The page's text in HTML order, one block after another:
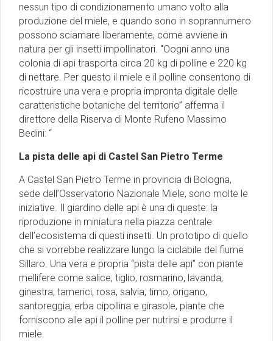
nessun tipo di condizionamento umano volto alla
produzione del miele, e quando sono in soprannumero
possono sciamare liberamente, come avviene in
natura per gli insetti impollinatori. "Oogni anno una
colonia di api trasporta circa 20 kg di polline e 220 kg
di nettare. Per questo il miele e il polline consentono di
ricostruire una vera e propria impronta digitale delle
caratteristiche botaniche del territorio” afferma il
direttore della Riserva di Monte Rufeno Massimo
Bedini: “
La pista delle api di Castel San Pietro Terme
A Castel San Pietro Terme in provincia di Bologna,
sede dell’Osservatorio Nazionale Miele, sono molte le
iniziative. Il giardino delle api è una di queste: la
riproduzione in miniatura nella piazza centrale
dell’ecosistema di questi insetti. Un prototipo di quello
che si vorrebbe realizzare lungo la ciclabile del fiume
Sillaro. Una vera e propria “pista delle api” con piante
mellifere come salice, tiglio, rosmarino, lavanda,
ginestra, tamerici, rosa, salvia, timo, origano,
santoreggia, erba cipollina e girasole, piante che
forniscono alle api il polline per nutrirsi e produrre il
miele.